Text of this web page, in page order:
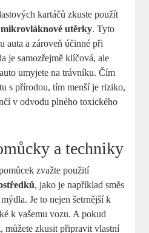
kartáčů zkuste použít
utěrky. Tyto
auta a zároveň účinné při
je samozřejmě klíčová, ale
umyjete na trávníku. Čím
s přírodou, tím menší je riziko,
v odvodu plného toxického
a techniky
zvažte použití
, jako je například směs
Je to nejen šetrnější k
k vašemu vozu. A pokud
můžete zkusit připravit vlastní